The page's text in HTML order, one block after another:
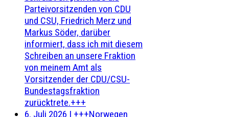
Parteivorsitzenden von CDU
und CSU, Friedrich Merz und
Markus Söder, darüber
informiert, dass ich mit diesem
Schreiben an unsere Fraktion
von meinem Amt als
Vorsitzender der CDU/CSU-
Bundestagsfraktion
zurücktrete.+++
6. Juli 2026 | +++Norwegen